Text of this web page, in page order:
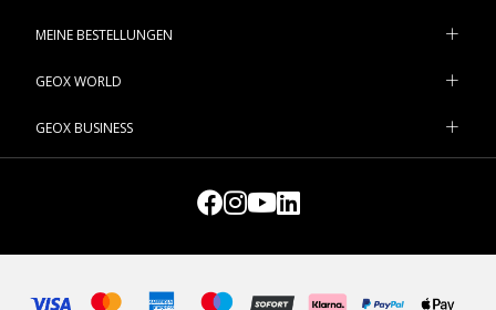
MEINE BESTELLUNGEN
GEOX WORLD
GEOX BUSINESS